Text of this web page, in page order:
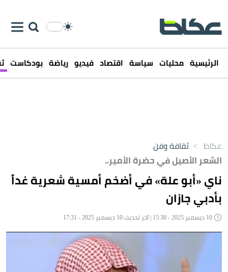
الرئيسية محليات سياسة اقتصاد فيديو رياضة بودكاست
عكاظ > ثقافة وفن
الشعر الأصيل في حضرة الأمير..
ناي «أبو علة» في أضخم أمسية شعرية غداً
بأدبي جازان